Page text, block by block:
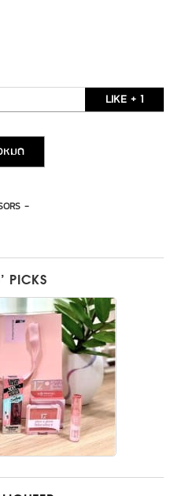
LIKE + 1
หมด
-
PICKS